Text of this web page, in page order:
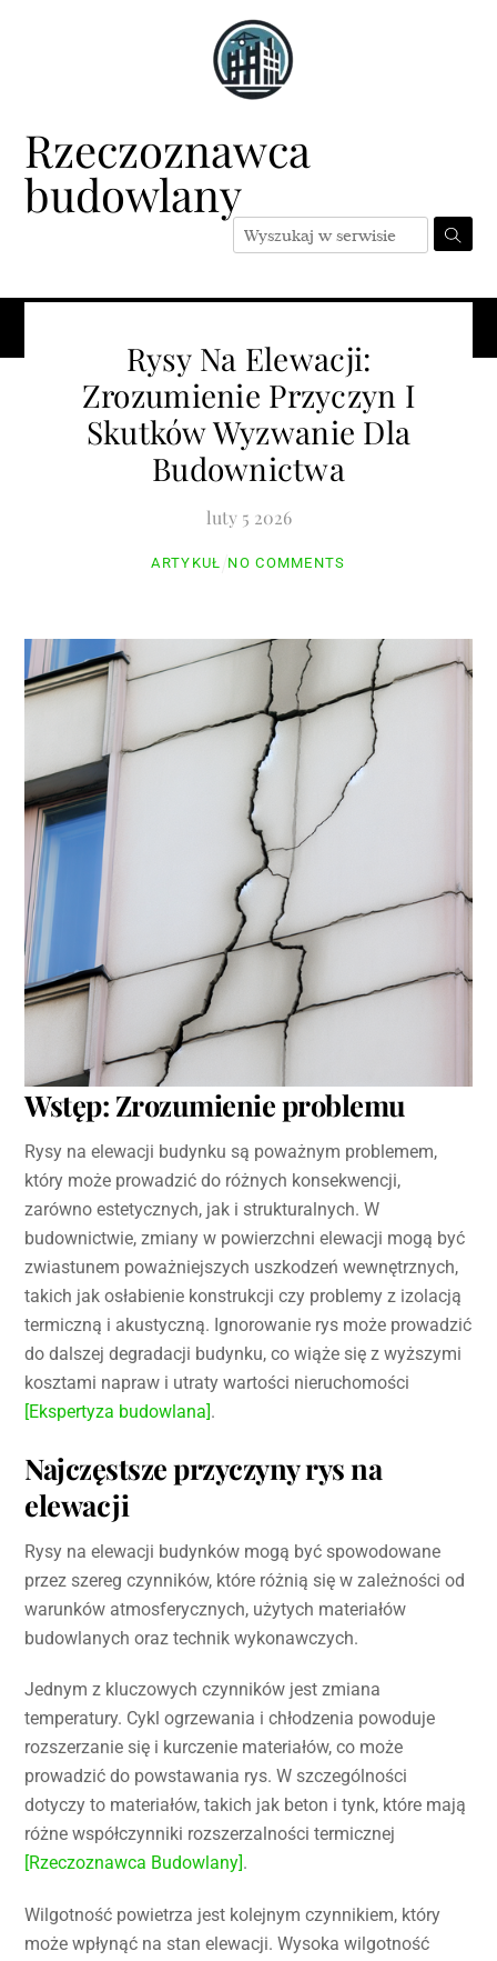
Rzeczoznawca
budowlany
Rysy Na Elewacji:
Zrozumienie Przyczyn I
Skutków Wyzwanie Dla
Budownictwa
luty 5 2026
ARTYKUŁ NO COMMENTS
Wstęp: Zrozumienie problemu
Rysy na elewacji budynku są poważnym problemem,
który może prowadzić do różnych konsekwencji,
zarówno estetycznych, jak i strukturalnych. W
budownictwie, zmiany w powierzchni elewacji mogą być
zwiastunem poważniejszych uszkodzeń wewnętrznych,
takich jak osłabienie konstrukcji czy problemy z izolacją
termiczną i akustyczną. Ignorowanie rys może prowadzić
do dalszej degradacji budynku, co wiąże się z wyższymi
kosztami napraw i utraty wartości nieruchomości
[Ekspertyza budowlana].
Najczęstsze przyczyny rys na
elewacji
Rysy na elewacji budynków mogą być spowodowane
przez szereg czynników, które różnią się w zależności od
warunków atmosferycznych, użytych materiałów
budowlanych oraz technik wykonawczych.
Jednym z kluczowych czynników jest zmiana
temperatury. Cykl ogrzewania i chłodzenia powoduje
rozszerzanie się i kurczenie materiałów, co może
prowadzić do powstawania rys. W szczególności
dotyczy to materiałów, takich jak beton i tynk, które mają
różne współczynniki rozszerzalności termicznej
[Rzeczoznawca Budowlany].
Wilgotność powietrza jest kolejnym czynnikiem, który
może wpłynąć na stan elewacji. Wysoka wilgotność